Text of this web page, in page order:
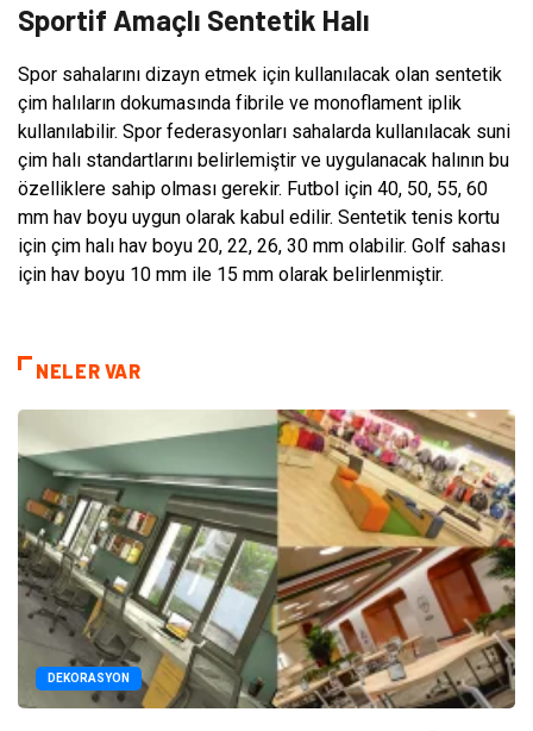
Sportif Amaçlı Sentetik Halı
Spor sahalarını dizayn etmek için kullanılacak olan sentetik
çim halıların dokumasında fibrile ve monoflament iplik
kullanılabilir. Spor federasyonları sahalarda kullanılacak suni
çim halı standartlarını belirlemiştir ve uygulanacak halının bu
özelliklere sahip olması gerekir. Futbol için 40, 50, 55, 60
mm hav boyu uygun olarak kabul edilir. Sentetik tenis kortu
için çim halı hav boyu 20, 22, 26, 30 mm olabilir. Golf sahası
için hav boyu 10 mm ile 15 mm olarak belirlenmiştir.
NELER VAR
DEKORASYON